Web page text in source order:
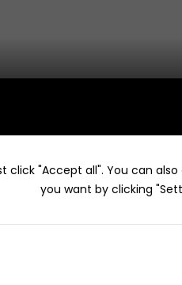
click "Accept all". You can
you want by clicking